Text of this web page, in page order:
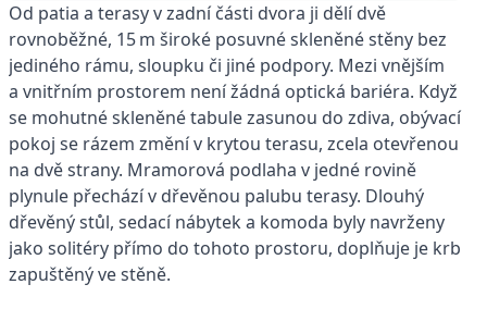
Od patia a terasy v zadní části dvora ji dělí dvě
rovnoběžné, 15 m široké posuvné skleněné stěny bez
jediného rámu, sloupku či jiné podpory. Mezi vnějším
a vnitřním prostorem není žádná optická bariéra. Když
se mohutné skleněné tabule zasunou do zdiva, obývací
pokoj se rázem změní v krytou terasu, zcela otevřenou
na dvě strany. Mramorová podlaha v jedné rovině
plynule přechází v dřevěnou palubu terasy. Dlouhý
dřevěný stůl, sedací nábytek a komoda byly navrženy
jako solitéry přímo do tohoto prostoru, doplňuje je krb
zapuštěný ve stěně.